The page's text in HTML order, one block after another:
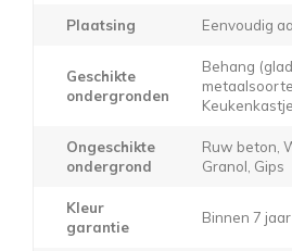
Plaatsing Eenvoudig
Geschikte
ondergronden
Behang
Ongeschikte
ondergrond
Ruw beton,
Granol, Gips
Kleur
garantie
Binnen 7